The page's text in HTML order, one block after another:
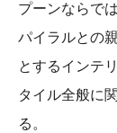
プーンならで
パイラルとの
とするインテ
タイル全般に
る。